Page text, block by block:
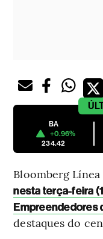
BA
+0.96%
234.42
Bloomberg
nesta terça-feira
Empreendedores
destaques do